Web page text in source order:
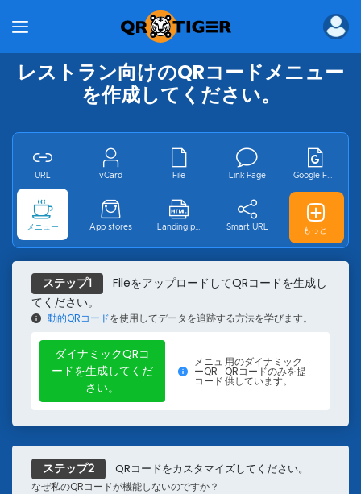
製品
QRコードの一括生成器
QRコード生成API
企業向けQRコードジェネレータ
エンタープライズ向けデジタル名刺
産業
レストラン用のQRコード
マーケティング用のQRコード
eコマースのためのQRコード
物流用のQRコード
イベント用のQRコード
不動産用のQRコード
医療のためのQRコード
旅行用のQRコード
リソース
QRコードへのリンク
PDFをQRコードに変換します。
インスタグラム用のQRコード
場所QRコードジェネレータ
レストラン向けのQRコードメニュー
を作成してください。
URL vCard File Link Page
メニュー App stores Smart URL
MP3 ビデオ Wifi Email ja
テキスト
もっと
ステップ1
FileをアップロードしてQRコードを生成し
てください。
動的QRコードを使用してデータを追跡する方法を学びます。
ダイナミックQRコ
ードを生成してくだ
さい。
メニュ
ーQR
コード
用のダイナミック
QRコードのみを提
供しています。
ステップ2 QRコードをカスタマイズしてください。
なぜ私のQRコードが機能しないのですか？